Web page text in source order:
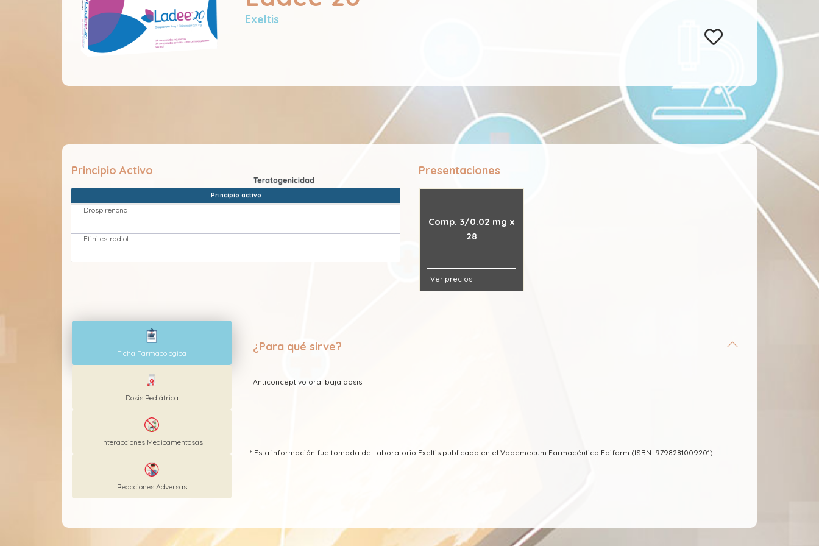
Exeltis
Principio Activo
Principio activo
Drospirenona
Etinilestradiol
Presentaciones
Comp. 3/0.02 mg x
28
Ver precios
Ficha Farmacológica
Dosis Pediátrica
Interacciones Medicamentosas
Reacciones Adversas
¿Para qué sirve?
Anticonceptivo oral baja dosis
* Esta información fue tomada de Laboratorio Exeltis publicada en el Vademecum Farmacéutico Edifarm (ISBN: 9798281009201)